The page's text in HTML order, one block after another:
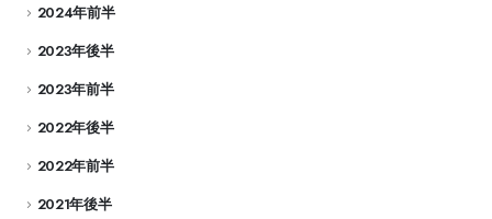
2024年前半
2023年後半
2023年前半
2022年後半
2022年前半
2021年後半